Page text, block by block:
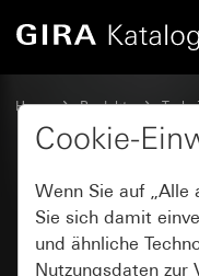
Home Produkte
System 3000, DALI,
RF Multi
Heizmodus
Cookie-
Wenn Sie auf „Alle
Sie sich damit
und ähnliche
Nutzungsdaten zur